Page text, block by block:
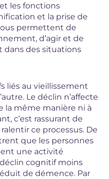
les fonctions
et la prise de
permettent de
d’agir et de
dans des situations
liés au vieillissement
Le déclin n’affecte
la même manière ni à
c’est rassurant de
ce processus. De
que les personnes
une activité
cognitif moins
de démence. Par